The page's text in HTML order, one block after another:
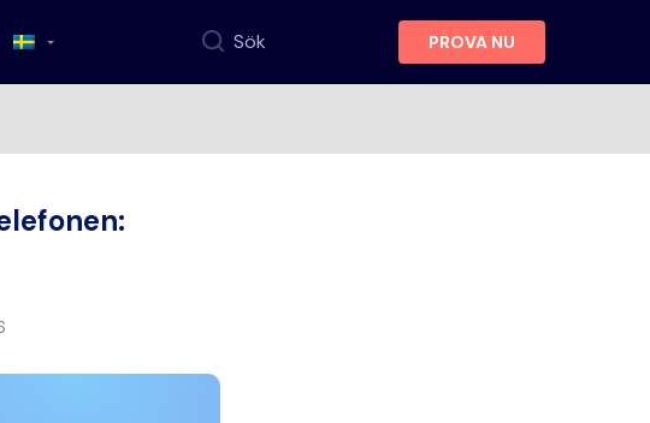
Sök PROVA NU